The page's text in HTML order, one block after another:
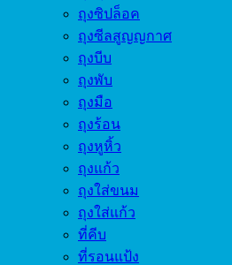
ถุงซิปล็อค
ถุงซีลสูญญกาศ
ถุงบีบ
ถุงพับ
ถุงมือ
ถุงร้อน
ถุงหูหิ้ว
ถุงแก้ว
ถุงใส่ขนม
ถุงใส่แก้ว
ที่คีบ
ที่รอนแป้ง